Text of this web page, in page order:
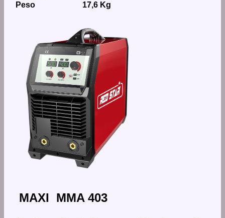
Peso
17,6 Kg
MAXI MMA 403